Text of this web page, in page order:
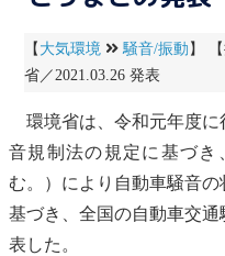
【 大気環境 騒音/振動 】
省／2021.03.26 発表
環境省は、令和元年度に
音規制法の規定に基づき
む。）により 自動車騒音の
基づき、全国の自動車交通
表した。